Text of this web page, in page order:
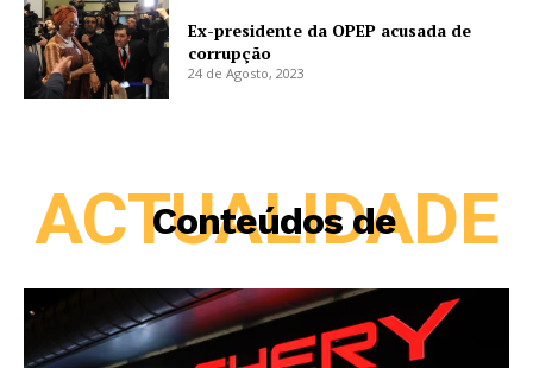
Ex-presidente da OPEP acusada de
corrupção
24 de Agosto, 2023
Conteúdos de
ACTUALIDADE